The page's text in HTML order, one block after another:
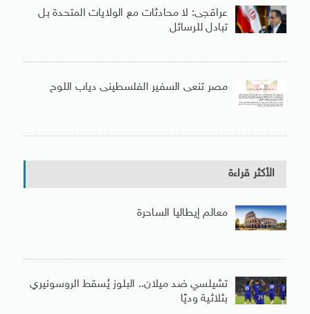
عراقجى: لا محادثات مع الولايات المتحدة بل
تبادل للرسائل
مصر تنعى السفير الفلسطينى دياب اللوح
الأكثر قراءة
معالم إيطاليا الساحرة
تشيلسي ضد ميلان.. البلوز يُسقط الروسونيري
بثلاثية وديًا